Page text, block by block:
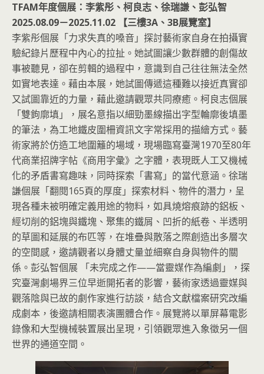
TFAM年度個展：李紫彤、柯良志、徐瑞謙、彭弘智
2025.08.09－2025.11.02 【三樓3A、3B展覽室】
李紫彤個展「力求失真的嗓音」探討藝術家自身在拍攝實
驗紀錄片歷程中內心的拉扯。她試圖讓少數群體的創傷故
事被聽見，卻在剪輯的過程中，意識到自己往往無法全然
如實地表達。藉由本展，她試圖傳遞這種難以接近真實卻
又試圖靠近的力量，藉此邀請觀眾共同療癒。柯良志個展
「雙鉤廓填」，展名意指以細勁墨線描出字型輪廓後填墨
的筆法，為工地鐵皮圍柵資訊文字常採用的描繪方式。藝
術家將於仿造工地圍籬的場域，現場臨寫臺灣1970至80年
代商業招牌字帖《商用字彙》之字體，表現既人工又機械
化的矛盾書寫趣味，同時探索「書寫」的當代意涵。徐瑞
謙個展「翻閱165頁的厚度」探索材料、物件的潛力，呈
現各種未被明確定義用途的物料，如具燒熔痕跡的鋁板、
經切削的鋁塊與鐵塊、聚集的鐵屑、凹折的紙卷、半透明
的草圖和延展的布匹等，在堆疊與散落之際創造出多層次
的空間感，邀請觀者以身體丈量並細察自身與物件的關
係。彭弘智個展 「未完成之作——當靈媒作為編劇」，探
究臺灣劇場界三位早逝開拓者的影響，藝術家透過靈媒與
觀落陰與已故的劇作家進行訪談，結合文獻檔案研究改編
成劇本，後邀請相關表演團體合作。展覽將以單屏幕電影
錄像和大型機械裝置展出呈現，引領觀眾進入象徵另一個
世界的通道空間。